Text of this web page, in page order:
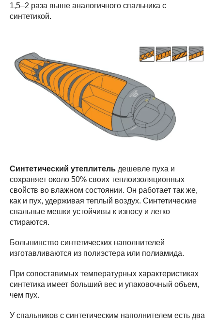
1,5–2 раза выше аналогичного спальника с
синтетикой.
Синтетический утеплитель дешевле пуха и
сохраняет около 50% своих теплоизоляционных
свойств во влажном состоянии. Он работает так же,
как и пух, удерживая теплый воздух. Синтетические
спальные мешки устойчивы к износу и легко
стираются.
Большинство синтетических наполнителей
изготавливаются из полиэстера или полиамида.
При сопоставимых температурных характеристиках
синтетика имеет больший вес и упаковочный объем,
чем пух.
У спальников с синтетическим наполнителем есть два